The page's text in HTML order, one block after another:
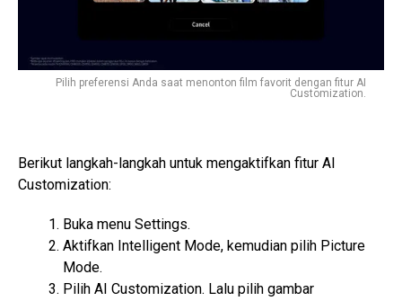
Pilih preferensi Anda saat menonton film favorit dengan fitur AI
Customization.
Berikut langkah-langkah untuk mengaktifkan fitur AI
Customization:
Buka menu Settings.
Aktifkan Intelligent Mode, kemudian pilih Picture
Mode.
Pilih AI Customization. Lalu pilih gambar